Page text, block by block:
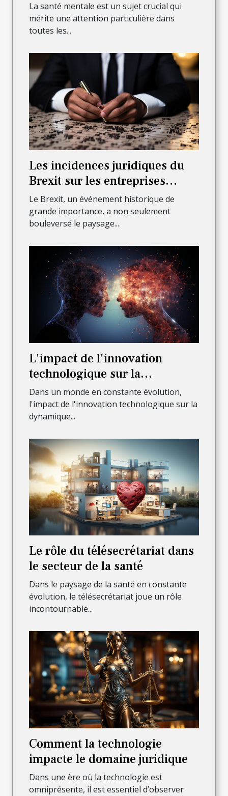
La santé mentale est un sujet crucial qui
mérite une attention particulière dans
toutes les...
Les incidences juridiques du
Brexit sur les entreprises
françaises
Le Brexit, un événement historique de
grande importance, a non seulement
bouleversé le paysage...
L'impact de l'innovation
technologique sur la
dynamique de l'entreprise
Dans un monde en constante évolution,
l'impact de l'innovation technologique sur la
dynamique...
Le rôle du télésecrétariat dans
le secteur de la santé
Dans le paysage de la santé en constante
évolution, le télésecrétariat joue un rôle
incontournable...
Comment la technologie
impacte le domaine juridique
Dans une ère où la technologie est
omniprésente, il est essentiel d’observer